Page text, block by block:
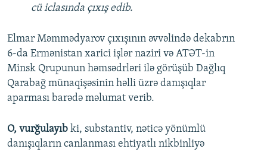
cü iclasında çıxış edib.
Elmar Məmmədyarov çıxışının əvvəlində dekabrın
6-da Ermənistan xarici işlər naziri və ATƏT-in
Minsk Qrupunun həmsədrləri ilə görüşüb Dağlıq
Qarabağ münaqişəsinin həlli üzrə danışıqlar
aparması barədə məlumat verib.
O, vurğulayıb ki, substantiv, nəticə yönümlü
danışıqların canlanması ehtiyatlı nikbinliyə